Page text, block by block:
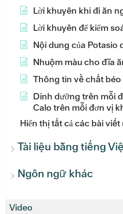
Lời khuyên khi đi ăn
Lời khuyên để kiểm
Nội dung của Potasio
Nhuộm màu cho đĩa
Thông tin về chất béo
Dinh dưỡng trên mỗi
Calo trên mỗi đơn vị
Hiển thị tất cả các bài viết
Tài liệu bằng tiếng
Ngôn ngữ khác
Video